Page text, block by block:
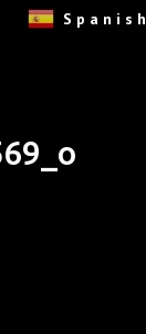
Spanish